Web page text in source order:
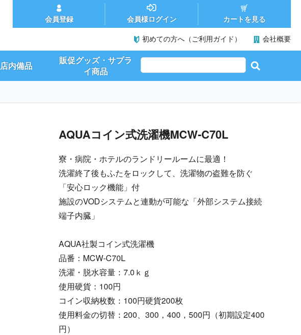
会員登録 会員様ログイン
カートを見る
初めての方へ（ご利用ガイド）
会社概要
店内備品
販促グッズ・サプラ
イ商品
AQUAコイン式洗濯機MCW-C70L
寮・病院・ホテルのランドリールームに最適！
洗濯終了後もふたをロックして、洗濯物の盗難を防ぐ
「安心ロック機能」付
施設のVODシステムと連動が可能な「外部システム接続
端子内臓」
AQUA社製コイン式洗濯機
品番：MCW-C70L
洗濯・脱水容量：7.0ｋｇ
使用硬貨：100円
コイン収納枚数：100円硬貨200枚
使用料金の切替：200、300，400，500円（初期設定400
円）